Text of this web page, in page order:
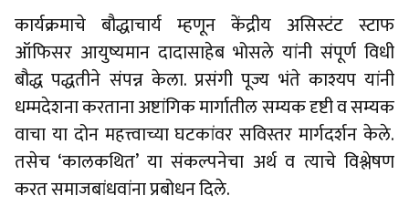
कार्यक्रमाचे बौद्धाचार्य म्हणून केंद्रीय असिस्टंट स्टाफ
ऑफिसर आयुष्यमान दादासाहेब भोसले यांनी संपूर्ण विधी
बौद्ध पद्धतीने संपन्न केला. प्रसंगी पूज्य भंते काश्यप यांनी
धम्मदेशना करताना अष्टांगिक मार्गातील सम्यक दृष्टी व सम्यक
वाचा या दोन महत्त्वाच्या घटकांवर सविस्तर मार्गदर्शन केले.
तसेच ‘कालकथित’ या संकल्पनेचा अर्थ व त्याचे विश्लेषण
करत समाजबांधवांना प्रबोधन दिले.